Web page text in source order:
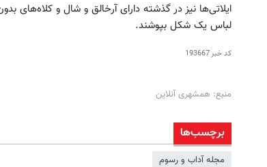
ایلاتی‌ها نیز در گذشته دارای آرخالق و شال و کلاه‌های
لباس یک شکل بپوشند.
کد خبر193667
منبع: همشهری آنلاین
برچسب‌ها
مجله آداب و رسوم